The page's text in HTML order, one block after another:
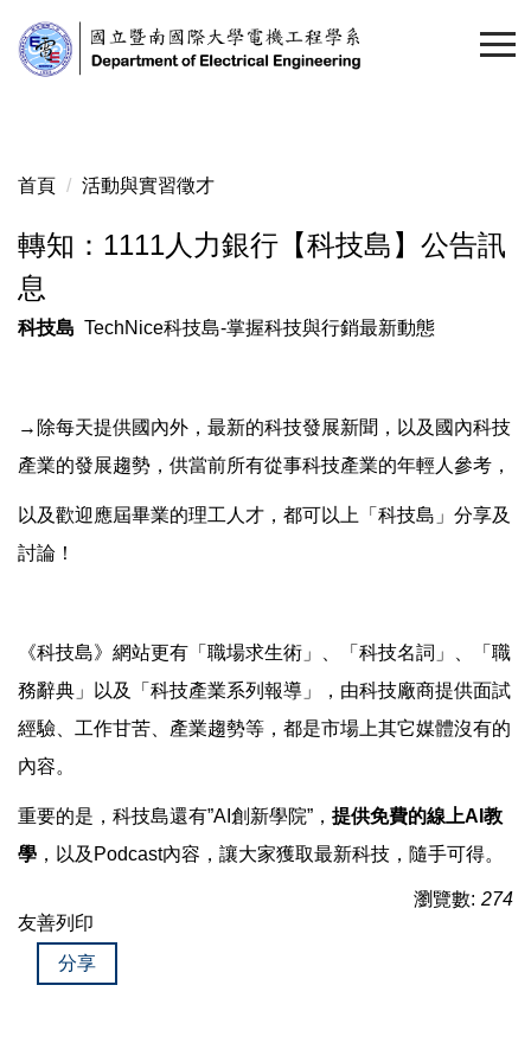
到
主
區
首頁 活動與實習徵才
轉知：1111人力銀行【科技島】公告訊
息
科技島 TechNice科技島-掌握科技與行銷最新動態
→除每天提供國內外，最新的科技發展新聞，以及國內科技
產業的發展趨勢，供當前所有從事科技產業的年輕人參考，
以及歡迎應屆畢業的理工人才，都可以上「科技島」分享及
討論！
《科技島》網站更有「職場求生術」、「科技名詞」、「職
務辭典」以及「科技產業系列報導」，由科技廠商提供面試
經驗、工作甘苦、產業趨勢等，都是市場上其它媒體沒有的
內容。
重要的是，科技島還有”AI創新學院”， 提供免費的線上AI 教
學 ，以及Podcast內容，讓大家獲取最新科技，隨手可得。
瀏覽數: 274
友善列印
分享